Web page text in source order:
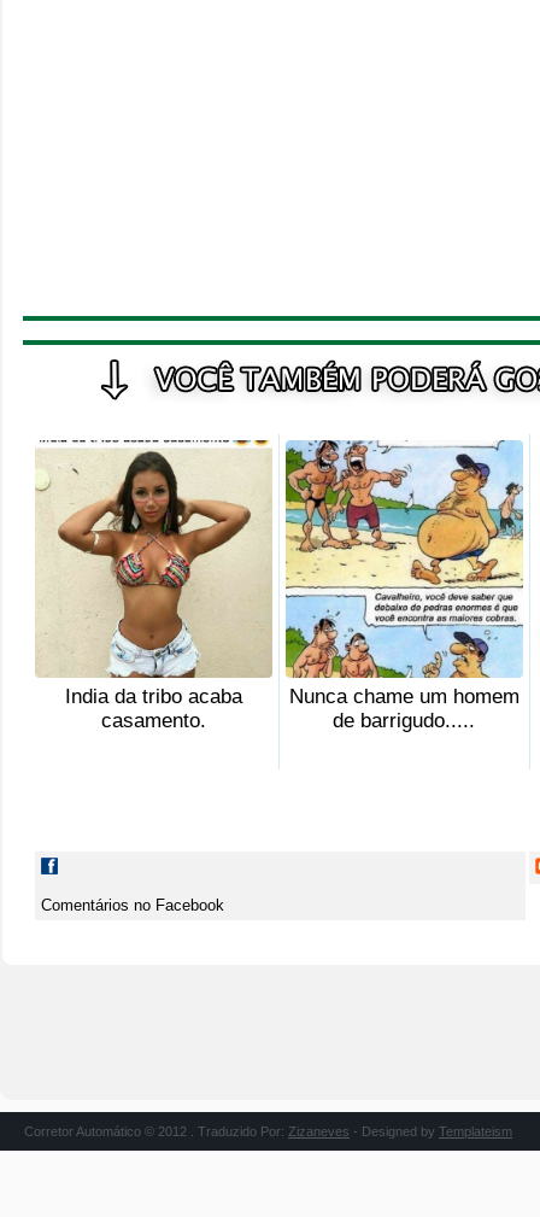
India da tribo acaba
casamento.
Nunca chame um homem
de barrigudo.....
Comentários no Facebook
Corretor Automático © 2012 . Traduzido Por: Zizaneves - Designed by Templateism